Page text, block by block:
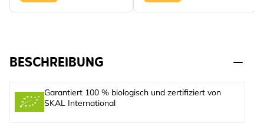
BESCHREIBUNG
Garantiert 100 % biologisch und zertifiziert von
SKAL International